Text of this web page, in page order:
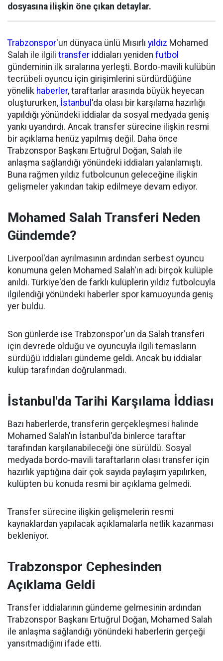
dosyasına ilişkin öne çıkan detaylar.
Trabzonspor'un dünyaca ünlü Mısırlı yıldız Mohamed
Salah ile ilgili transfer iddiaları yeniden futbol
gündeminin ilk sıralarına yerleşti. Bordo-mavili kulübün
tecrübeli oyuncu için girişimlerini sürdürdüğüne
yönelik haberler, taraftarlar arasında büyük heyecan
oluştururken, İstanbul 'da olası bir karşılama hazırlığı
yapıldığı yönündeki iddialar da sosyal medyada geniş
yankı uyandırdı. Ancak transfer sürecine ilişkin resmi
bir açıklama henüz yapılmış değil. Daha önce
Trabzonspor Başkanı Ertuğrul Doğan, Salah ile
anlaşma sağlandığı yönündeki iddiaları yalanlamıştı.
Buna rağmen yıldız futbolcunun geleceğine ilişkin
gelişmeler yakından takip edilmeye devam ediyor.
Mohamed Salah Transferi Neden
Gündemde?
Liverpool'dan ayrılmasının ardından serbest oyuncu
konumuna gelen Mohamed Salah'ın adı birçok kulüple
anıldı. Türkiye'den de farklı kulüplerin yıldız futbolcuyla
ilgilendiği yönündeki haberler spor kamuoyunda geniş
yer buldu.
Son günlerde ise Trabzonspor'un da Salah transferi
için devrede olduğu ve oyuncuyla ilgili temasların
sürdüğü iddiaları gündeme geldi. Ancak bu iddialar
kulüp tarafından doğrulanmadı.
İstanbul'da Tarihi Karşılama İddiası
Bazı haberlerde, transferin gerçekleşmesi halinde
Mohamed Salah'ın İstanbul'da binlerce taraftar
tarafından karşılanabileceği öne sürüldü. Sosyal
medyada bordo-mavili taraftarların olası transfer için
hazırlık yaptığına dair çok sayıda paylaşım yapılırken,
kulüpten bu konuda resmi bir açıklama gelmedi.
Transfer sürecine ilişkin gelişmelerin resmi
kaynaklardan yapılacak açıklamalarla netlik kazanması
bekleniyor.
Trabzonspor Cephesinden
Açıklama Geldi
Transfer iddialarının gündeme gelmesinin ardından
Trabzonspor Başkanı Ertuğrul Doğan, Mohamed Salah
ile anlaşma sağlandığı yönündeki haberlerin gerçeği
yansıtmadığını ifade etti.